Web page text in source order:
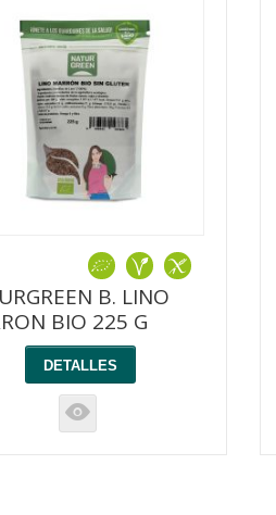
B. LINO
BIO 225 G
DETALLES
K